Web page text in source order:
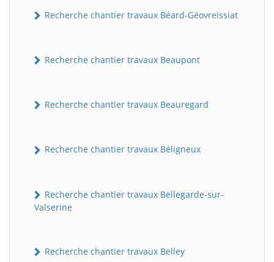
Recherche chantier travaux Béard-Géovreissiat
Recherche chantier travaux Beaupont
Recherche chantier travaux Beauregard
Recherche chantier travaux Béligneux
Recherche chantier travaux Bellegarde-sur-
Valserine
Recherche chantier travaux Belley